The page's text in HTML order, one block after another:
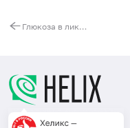
Глюкоза в ликворе